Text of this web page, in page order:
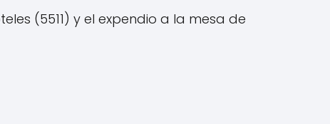
(5511) y el expendio a la mesa de